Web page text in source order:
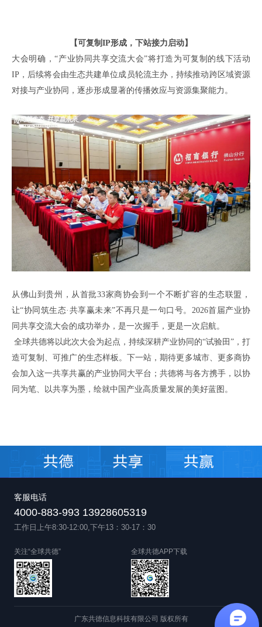
【可复制 IP形成，下站接力启动】
大会明确，“产业协同共享交流大会”将打造为可复制的线下活动
IP，后续将会由生态共建单位成员轮流主办，持续推动跨区域资源
对接与产业协同， 逐步形成显著的传播效应与资源集聚能力。
从佛山到贵州，从首批33家商协会到一个不断扩容的生态联盟，
让“协同筑生态·共享赢未来”不再只是一句口号。 2026首届产业协
同共享交流大会的成功举办，是一次握手，更是一次启航。
全球共德将以此次大会为起点，持续深耕产业协同的“试验田”，打
造可复制、可推广的生态样板。下一站，期待更多城市、更多商协
会加入这一共享共赢的产业协同大平台；共德将与各方携手，以协
同为笔、以共享为墨，绘就中国产业高质量发展的美好蓝图。
客服电话
4000-883-993 13928605319
工作日上午8:30-12:00,下午13：30-17：30
关注“全球共德” 全球共德APP下载
广东共德信息科技有限公司 版权所有